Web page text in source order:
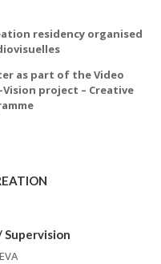
residency organised
as part of the Video
project – Creative
Supervision